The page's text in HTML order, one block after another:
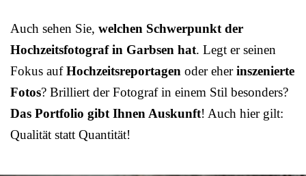
Auch sehen Sie, welchen Schwerpunkt der
Hochzeitsfotograf in Garbsen hat. Legt er seinen
Fokus aufHochzeitsreportagen oder eherinszenierte
Fotos? Brilliert der Fotograf in einem Stil besonders?
Das Portfolio gibt Ihnen Auskunft! Auch hier gilt:
Qualität statt Quantität!